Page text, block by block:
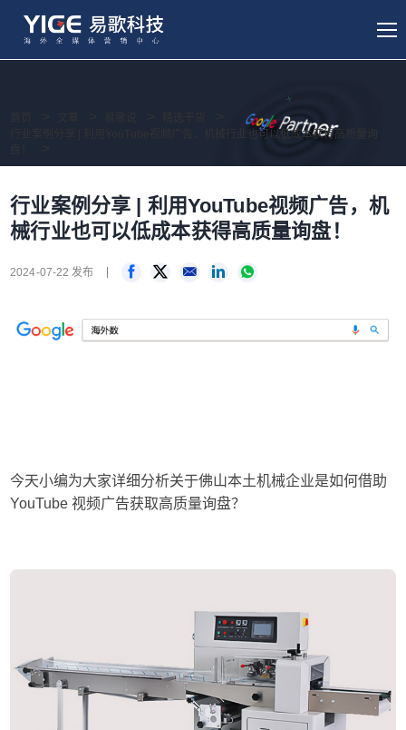
易歌说
行业案例分享 | 利用YouTube视频广告，机械行业也可以低成本获得高质量询
行业案例分享 | 利用YouTube视频广告，机
械行业也可以低成本获得高质量询盘！
2024-07-22 发布
今天小编为大家详细分析关于佛山本土机械企业是如何借助
YouTube 视频广告获取高质量询盘？